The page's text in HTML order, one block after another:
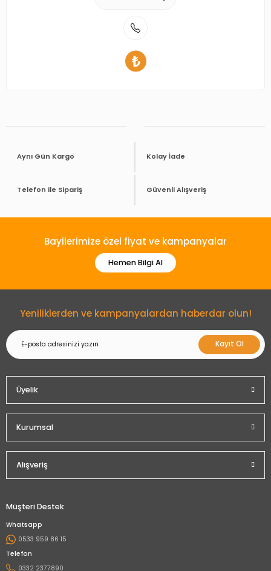
Aynı Gün Kargo Kolay İade
Telefon ile Sipariş Güvenli Alışveriş
Bayilerimize özel fiyat ve kampanyalar
Hemen Bilgi Al
Yeniliklerden ve kampanyalardan haberdar olun!
Kayıt Ol
Üyelik
Kurumsal
Alışveriş
Müşteri Destek
Whatsapp
0533 959 86 15
Telefon
0332 2377890